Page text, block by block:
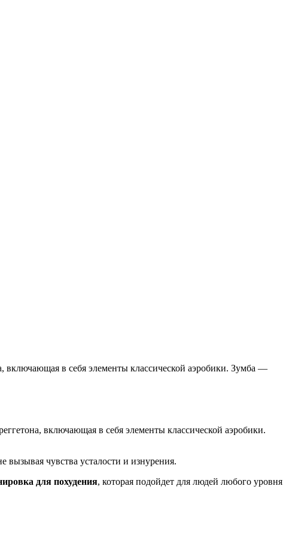
включающая в себя элементы классической аэробики. Зумба —
включающая в себя элементы классической аэробики.
чувства усталости и изнурения.
для похудения, которая подойдет для людей любого уровня